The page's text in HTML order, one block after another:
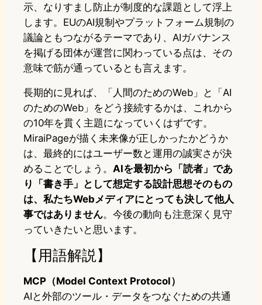
示、なりすまし防止が制度的な課題として浮上
します。EUのAI規制やプラットフォーム規制の
議論ともつながるテーマであり、AIガバナンス
を掲げる団体が運営に関わっている点は、その
意味で筋が通っているとも言えます。
長期的に見れば、「人間のためのWeb」と「AI
のためのWeb」をどう接続するかは、これから
の10年を貫く主題になっていくはずです。
MiraiPageが描く未来像が正しかったかどうか
は、最終的にはユーザー数と運用の誠実さが決
めることでしょう。 AIを最初から「読者」であ
り「書き手」として想定する設計思想そのもの
は、私たちWebメディアにとっても決して他人
事ではありません。今後の動向も注意深く見守
っていきたいと思います。
【用語解説】
MCP（Model Context Protocol）
AIと外部のツール・データをつなぐための共通